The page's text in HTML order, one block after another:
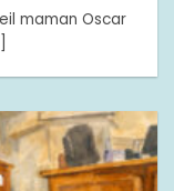
maman Oscar